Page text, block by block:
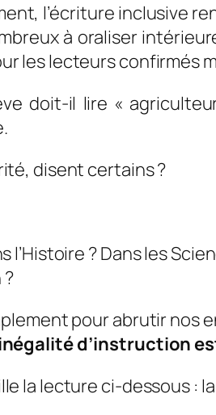
l’écriture inclusive
à oraliser
les lecteurs confirmés
doit-il lire «
.
disent certains ?
l’Histoire ? Dans les
pour abrutir nos
d’instruction
la lecture ci-dessous :